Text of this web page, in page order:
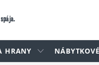
HRANY